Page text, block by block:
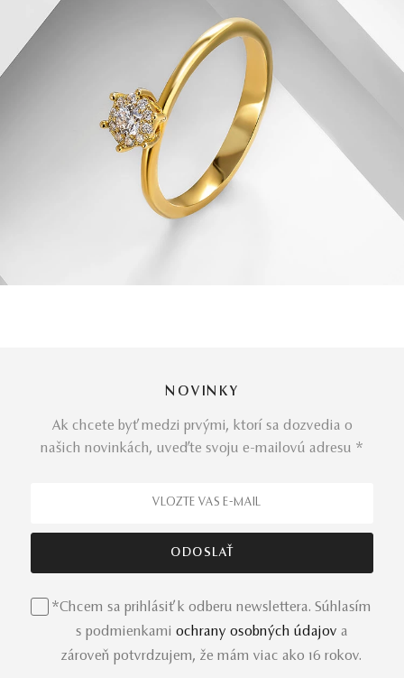
NOVINKY
Ak chcete byť medzi prvými, ktorí sa dozvedia o
našich novinkách, uveďte svoju e-mailovú adresu *
*Chcem sa prihlásiť k odberu newslettera. Súhlasím
s podmienkami ochrany osobných údajov a
zároveň potvrdzujem, že mám viac ako 16 rokov.